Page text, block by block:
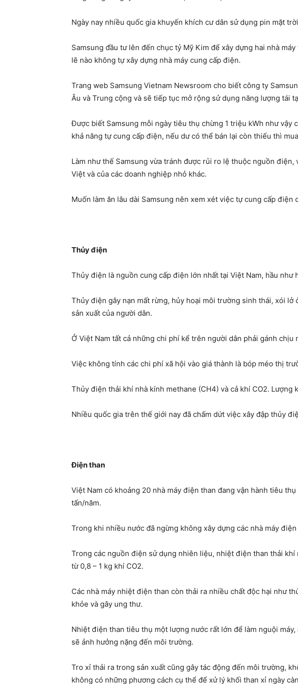
Ngày nay nhiều quốc gia khuyến khích cư dân sử dụng pin mặt
Samsung đầu tư lên đến chục tỷ Mỹ Kim để xây dựng hai nhà
lẽ nào không tự xây dựng nhà máy cung cấp điện.
Trang web Samsung Vietnam Newsroom cho biết công ty
Âu và Trung cộng và sẽ tiếp tục mở rộng sử dụng năng lượng tái
Được biết Samsung mỗi ngày tiêu thụ chừng 1 triệu kWh như vậy
khả năng tự cung cấp điện, nếu dư có thể bán lại còn thiếu thì
Làm như thế Samsung vừa tránh được rủi ro lệ thuộc nguồn
Việt và của các doanh nghiệp nhỏ khác.
Muốn làm ăn lâu dài Samsung nên xem xét việc tự cung cấp điện
Thủy điện
Thủy điện là nguồn cung cấp điện lớn nhất tại Việt Nam, hầu
Thủy điện gây nạn mất rừng, hủy hoại môi trường sinh thái, xói
sản xuất của người dân.
Ở Việt Nam tất cả những chi phí kể trên người dân phải gánh
Việc không tính các chi phí xã hội vào giá thành là bóp méo thị
Thủy điện thải khí nhà kính methane (CH4) và cả khí CO2.
Nhiều quốc gia trên thế giới nay đã chấm dứt việc xây đập thủy
Điện than
Việt Nam có khoảng 20 nhà máy điện than đang vận hành tiêu
tấn/năm.
Trong khi nhiều nước đã ngừng không xây dựng các nhà máy
Trong các nguồn điện sử dụng nhiên liệu, nhiệt điện than thải
từ 0,8 – 1 kg khí CO2.
Các nhà máy nhiệt điện than còn thải ra nhiều chất độc hại như
khỏe và gây ung thư.
Nhiệt điện than tiêu thụ một lượng nước rất lớn để làm nguội
sẽ ảnh hưởng nặng đến môi trường.
Tro xỉ thải ra trong sản xuất cũng gây tác động đến môi trường,
không có những phương cách cụ thể để xử lý khối than xỉ ngày